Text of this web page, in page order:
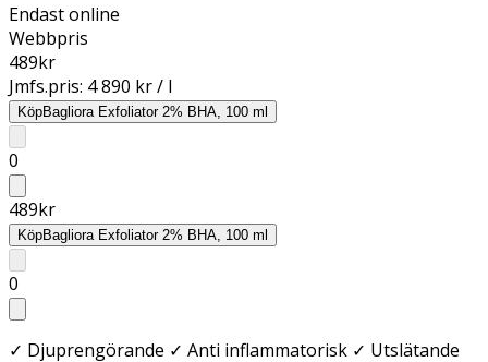
Endast online
Webbpris
489kr
Jmfs.pris: 4 890 kr / l
KöpBagliora Exfoliator 2% BHA, 100 ml
0
489kr
KöpBagliora Exfoliator 2% BHA, 100 ml
0
✓ Djuprengörande ✓ Anti inflammatorisk ✓ Utslätande